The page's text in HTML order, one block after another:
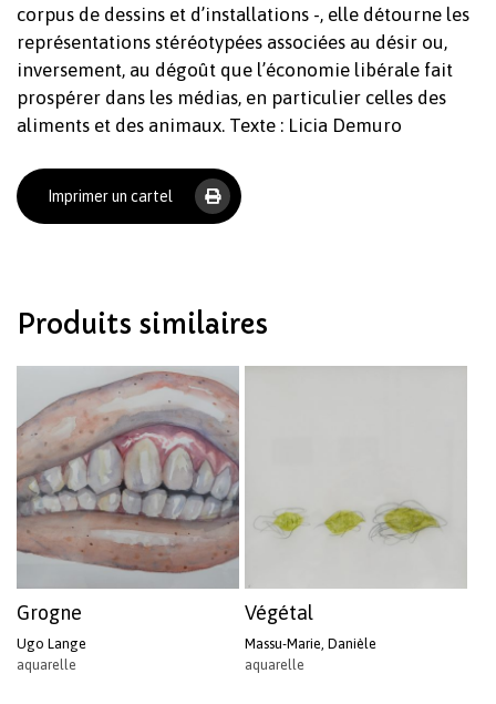
Revenir à l'Artotek
corpus de dessins et d’installations -, elle détourne les
représentations stéréotypées associées au désir ou,
inversement, au dégoût que l’économie libérale fait
prospérer dans les médias, en particulier celles des
aliments et des animaux. Texte : Licia Demuro
Imprimer un cartel
Produits similaires
Grogne
Ugo Lange
aquarelle
Végétal
Massu-Marie, Danièle
aquarelle